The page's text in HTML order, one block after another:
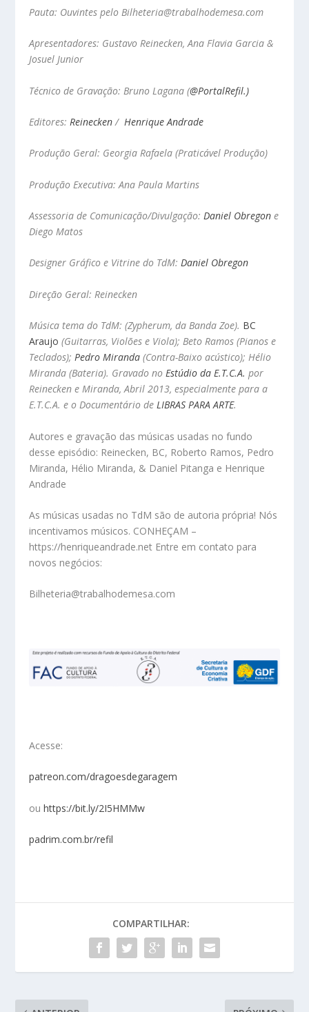
Pauta: Ouvintes pelo Bilheteria@trabalhodemesa.com
Apresentadores: Gustavo Reinecken, Ana Flavia Garcia &
Josuel Junior
Técnico de Gravação: Bruno Lagana (@PortalRefil.)
Editores:Reinecken/Henrique Andrade
Produção Geral: Georgia Rafaela (Praticável Produção)
Produção Executiva: Ana Paula Martins
Assessoria de Comunicação/Divulgação:Daniel Obregon e
Diego Matos
Designer Gráfico e Vitrine do TdM:Daniel Obregon
Direção Geral: Reinecken
Música tema do TdM: (Zypherum, da Banda Zoe). BC
Araujo (Guitarras, Violões e Viola); Beto Ramos (Pianos e
Teclados);Pedro Miranda(Contra-Baixo acústico); Hélio
Miranda (Bateria). Gravado noEstúdio da E.T.C.A. por
Reinecken e Miranda, Abril 2013, especialmente para a
E.T.C.A. e o Documentário deLIBRAS PARA ARTE.
Autores e gravação das músicas usadas no fundo
desse episódio: Reinecken, BC, Roberto Ramos, Pedro
Miranda, Hélio Miranda, & Daniel Pitanga e Henrique
Andrade
As músicas usadas no TdM são de autoria própria! Nós
incentivamos músicos. CONHEÇAM –
https://henriqueandrade.net Entre em contato para
novos negócios:
Bilheteria@trabalhodemesa.com
Acesse:
patreon.com/dragoesdegaragem
ouhttps://bit.ly/2I5HMMw
padrim.com.br/refil
COMPARTILHAR: